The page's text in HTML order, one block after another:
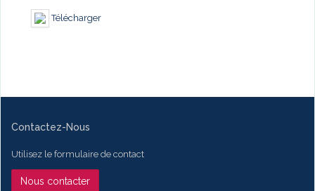
Télécharger
Contactez-Nous
Utilisez le formulaire de contact
Nous contacter